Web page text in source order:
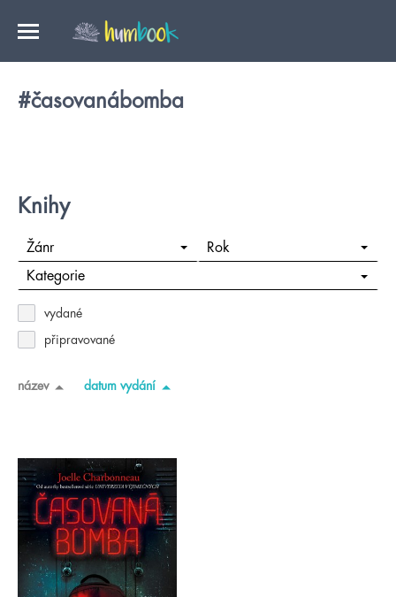
#časovanábomba
Knihy
Žánr Rok
Kategorie
vydané
připravované
název datum vydání